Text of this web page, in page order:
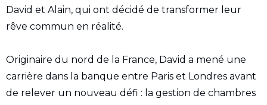
David et Alain, qui ont décidé de transformer leur
rêve commun en réalité.
Originaire du nord de la France, David a mené une
carrière dans la banque entre Paris et Londres avant
de relever un nouveau défi : la gestion de chambres